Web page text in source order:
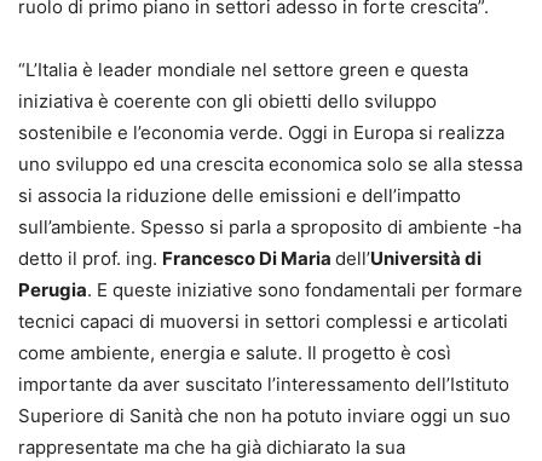
ruolo di primo piano in settori adesso in forte crescita”.
“L’Italia è leader mondiale nel settore green e questa
iniziativa è coerente con gli obietti dello sviluppo
sostenibile e l’economia verde. Oggi in Europa si realizza
uno sviluppo ed una crescita economica solo se alla stessa
si associa la riduzione delle emissioni e dell’impatto
sull’ambiente. Spesso si parla a sproposito di ambiente -ha
detto il prof. ing. Francesco Di Maria dell’Università di
Perugia. E queste iniziative sono fondamentali per formare
tecnici capaci di muoversi in settori complessi e articolati
come ambiente, energia e salute. Il progetto è così
importante da aver suscitato l’interessamento dell’Istituto
Superiore di Sanità che non ha potuto inviare oggi un suo
rappresentate ma che ha già dichiarato la sua